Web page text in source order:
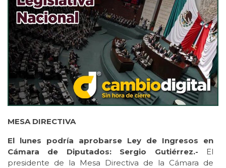
MESA DIRECTIVA
El lunes podría aprobarse Ley de Ingresos en
Cámara de Diputados: Sergio Gutiérrez.- El
presidente de la Mesa Directiva de la Cámara de